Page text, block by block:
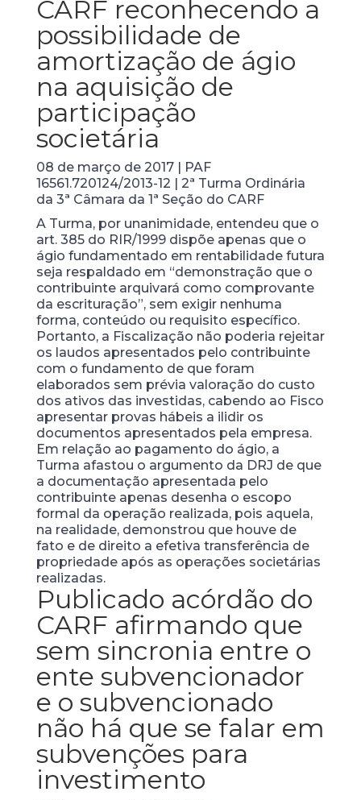
CARF reconhecendo a
possibilidade de
amortização de ágio
na aquisição de
participação
societária
08 de março de 2017 | PAF
16561.720124/2013­-12 | 2ª Turma Ordinária
da 3ª Câmara da 1ª Seção do CARF
A Turma, por unanimidade, entendeu que o
art. 385 do RIR/1999 dispõe apenas que o
ágio fundamentado em rentabilidade futura
seja respaldado em “demonstração que o
contribuinte arquivará como comprovante
da escrituração”, sem exigir nenhuma
forma, conteúdo ou requisito específico.
Portanto, a Fiscalização não poderia rejeitar
os laudos apresentados pelo contribuinte
com o fundamento de que foram
elaborados sem prévia valoração do custo
dos ativos das investidas, cabendo ao Fisco
apresentar provas hábeis a ilidir os
documentos apresentados pela empresa.
Em relação ao pagamento do ágio, a
Turma afastou o argumento da DRJ de que
a documentação apresentada pelo
contribuinte apenas desenha o escopo
formal da operação realizada, pois aquela,
na realidade, demonstrou que houve de
fato e de direito a efetiva transferência de
propriedade após as operações societárias
realizadas.
Publicado acórdão do
CARF afirmando que
sem sincronia entre o
ente subvencionador
e o subvencionado
não há que se falar em
subvenções para
investimento